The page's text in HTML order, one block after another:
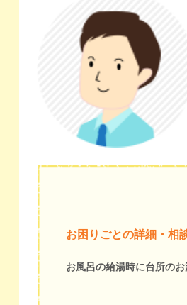
お困りごとの詳細・相
お風呂の給湯時に台所の